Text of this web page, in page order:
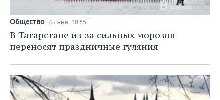
Общество 07 янв, 10:55
В Татарстане из-за сильных морозов
переносят праздничные гуляния